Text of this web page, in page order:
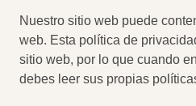
Nuestro sitio web puede
web. Esta política de
sitio web, por lo que cuando
debes leer sus propias